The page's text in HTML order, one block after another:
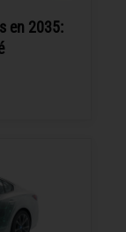
en 2035: